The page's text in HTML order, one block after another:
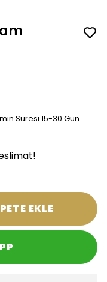
Süresi 15-30 Gün
EKLE